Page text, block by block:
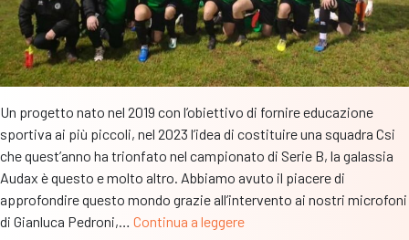
Un progetto nato nel 2019 con l’obiettivo di fornire educazione
sportiva ai più piccoli, nel 2023 l’idea di costituire una squadra Csi
che quest’anno ha trionfato nel campionato di Serie B, la galassia
Audax è questo e molto altro. Abbiamo avuto il piacere di
approfondire questo mondo grazie all’intervento ai nostri microfoni
di Gianluca Pedroni,… Continua a leggere“Contiamo